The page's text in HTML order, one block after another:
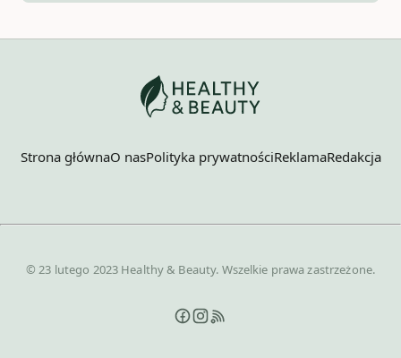
Strona głównaO nasPolityka prywatnościReklamaRedakcja
© 23 lutego 2023 Healthy & Beauty. Wszelkie prawa zastrzeżone.